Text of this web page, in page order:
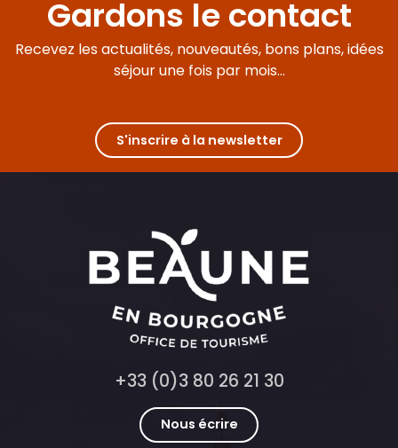
Gardons le contact
Recevez les actualités, nouveautés, bons plans, idées
séjour une fois par mois...
S'inscrire à la newsletter
+33 (0)3 80 26 21 30
Nous écrire